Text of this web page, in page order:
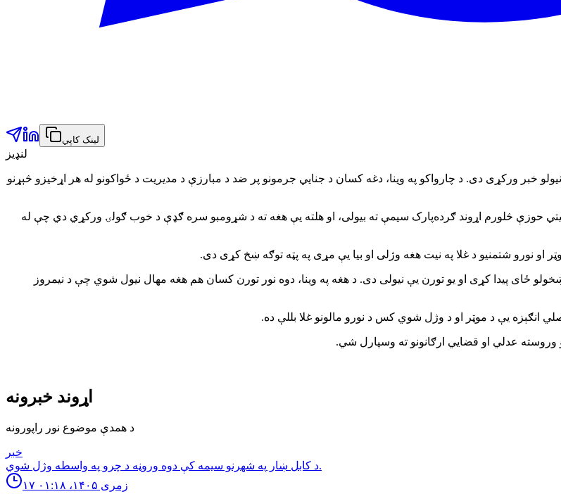
لینک کاپي
لنډیز
خبر ورکړی دی. د چارواکو په وینا، دغه کسان د جنايي جرمونو پر ضد د مبارزې د مدیریت د ځواکونو له هر اړخیزو څېړنو
حوزې څلورم اړوند ګرده‌پارک سیمې ته بیولی، او هلته یې هغه ته د شړومبو سره ګډې د خوب ګولۍ ورکړي دي چې له
نورو شتمنیو د غلا په نیت هغه وژلی او بیا یې مړی په پټه توګه ښخ کړی دی.
ځای پیدا کړی او یو تورن یې نیولی دی. د هغه په وینا، دوه نور تورن کسان هم هغه مهال نیول شوي چې د نیمروز
انګېزه یې د موټر او د وژل شوي کس د نورو مالونو غلا بللې ده.
وروسته عدلي او قضایي ارګانونو ته وسپارل شي.
اړوند خبرونه
د همدې موضوع نور راپورونه
خبر
د كابل ښار په شهرنو سيمه كې دوه وروڼه د چرو په واسطه وژل شوي.
۱۷ زمری ۱۴۰۵، ۰۱:۱۸